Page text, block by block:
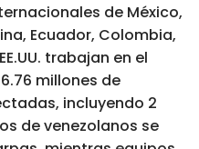
de México,
Ecuador, Colombia,
trabajan en el
millones de
incluyendo 2
de venezolanos se